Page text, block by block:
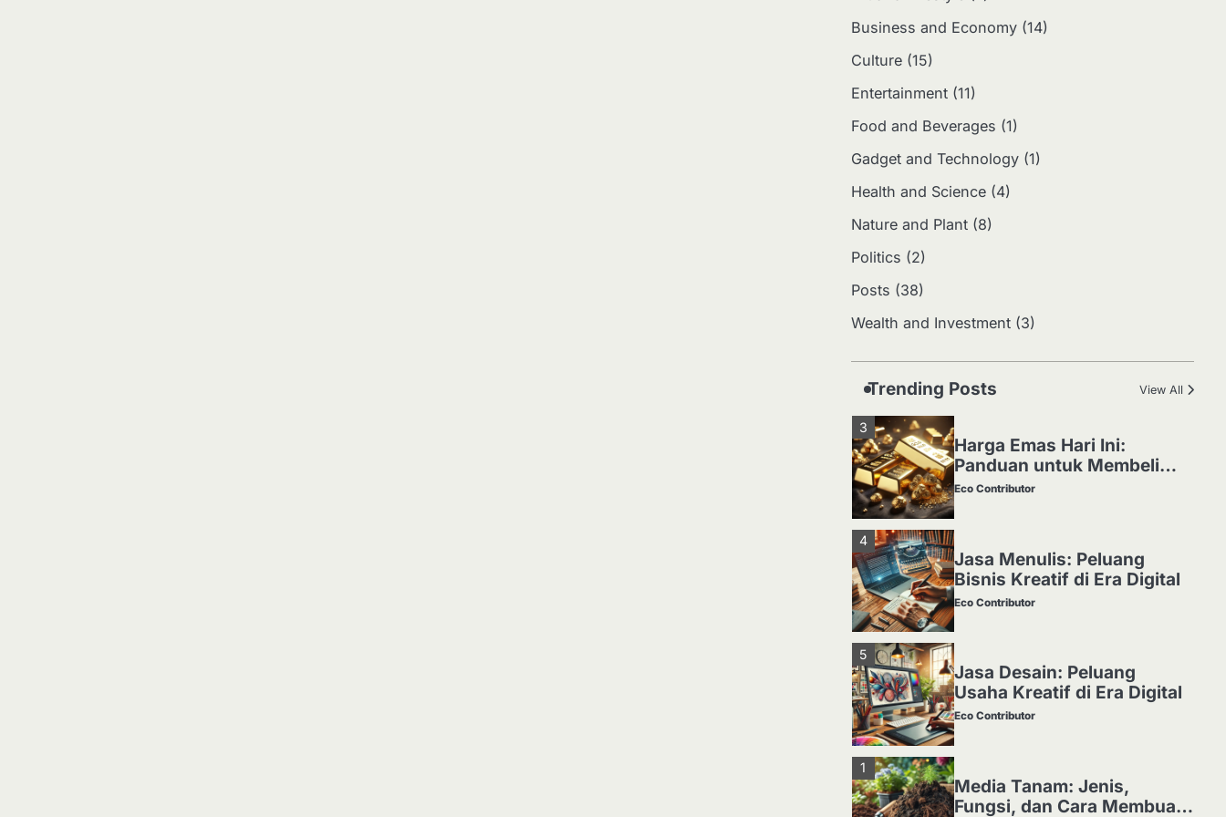
Business and Economy(14)
Culture(15)
Entertainment(11)
Food and Beverages (1)
Gadget and Technology(1)
Health and Science(4)
Nature and Plant(8)
Politics (2)
Posts (38)
Wealth and Investment(3)
Trending Posts View All
Eco Contributor
Jasa Desain: Peluang
Usaha Kreatif di Era Digital
1
Media Tanam: Jenis,
Fungsi, dan Cara Membuat
Apa Itu Hidroponik?
3
Harga Emas Hari Ini:
Panduan untuk Membeli
dan Investasi
Eco Contributor
4
Jasa Menulis: Peluang
Bisnis Kreatif di Era Digital
Eco Contributor
5
Jasa Desain: Peluang
Usaha Kreatif di Era Digital
Eco Contributor
1
Media Tanam: Jenis,
Fungsi, dan Cara Membuat